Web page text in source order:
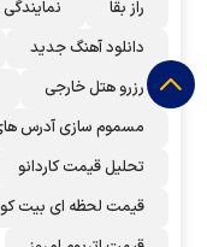
راز بقا
دانلود آهنگ جدید
رزرو هتل خارجی
مسموم سازی آدرس
تحلیل قیمت کاردانو
قیمت لحظه ای بیت